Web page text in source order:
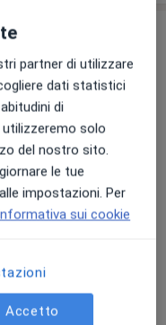
partner di utilizzare
dati statistici
di
solo
del nostro sito.
le tue
impostazioni. Per
sui cookie
Accetto